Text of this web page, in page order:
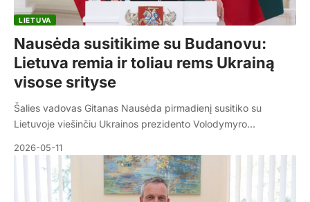
LIETUVA
Nausėda susitikime su Budanovu:
Lietuva remia ir toliau rems Ukrainą
visose srityse
Šalies vadovas Gitanas Nausėda pirmadienį susitiko su
Lietuvoje viešinčiu Ukrainos prezidento Volodymyro…
2026-05-11